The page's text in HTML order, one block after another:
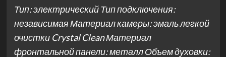
Тип: электрический Тип подключения:
независимая Материал камеры: эмаль легкой
очистки Crystal Clean Материал
фронтальной панели: металл Объем духовки: